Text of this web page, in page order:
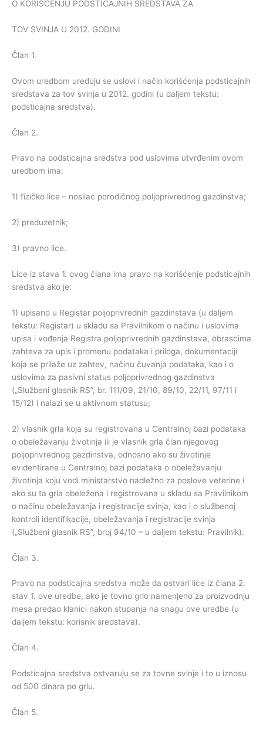
O KORIŠĆENJU PODSTICAJNIH SREDSTAVA ZA
TOV SVINJA U 2012. GODINI
Član 1.
Ovom uredbom uređuju se uslovi i način korišćenja podsticajnih
sredstava za tov svinja u 2012. godini (u daljem tekstu:
podsticajna sredstva).
Član 2.
Pravo na podsticajna sredstva pod uslovima utvrđenim ovom
uredbom ima:
1) fizičko lice – nosilac porodičnog poljoprivrednog gazdinstva;
2) preduzetnik;
3) pravno lice.
Lice iz stava 1. ovog člana ima pravo na korišćenje podsticajnih
sredstva ako je:
1) upisano u Registar poljoprivrednih gazdinstava (u daljem
tekstu: Registar) u skladu sa Pravilnikom o načinu i uslovima
upisa i vođenja Registra poljoprivrednih gazdinstava, obrascima
zahteva za upis i promenu podataka i priloga, dokumentaciji
koja se prilaže uz zahtev, načinu čuvanja podataka, kao i o
uslovima za pasivni status poljoprivrednog gazdinstva
(„Službeni glasnik RS”, br. 111/09, 21/10, 89/10, 22/11, 97/11 i
15/12) i nalazi se u aktivnom statusu;
2) vlasnik grla koja su registrovana u Centralnoj bazi podataka
o obeležavanju životinja ili je vlasnik grla član njegovog
poljoprivrednog gazdinstva, odnosno ako su životinje
evidentirane u Centralnoj bazi podataka o obeležavanju
životinja koju vodi ministarstvo nadležno za poslove veterine i
ako su ta grla obeležena i registrovana u skladu sa Pravilnikom
o načinu obeležavanja i registracije svinja, kao i o službenoj
kontroli identifikacije, obeležavanja i registracije svinja
(„Službeni glasnik RS”, broj 94/10 – u daljem tekstu: Pravilnik).
Član 3.
Pravo na podsticajna sredstva može da ostvari lice iz člana 2.
stav 1. ove uredbe, ako je tovno grlo namenjeno za proizvodnju
mesa predao klanici nakon stupanja na snagu ove uredbe (u
daljem tekstu: korisnik sredstava).
Član 4.
Podsticajna sredstva ostvaruju se za tovne svinje i to u iznosu
od 500 dinara po grlu.
Član 5.